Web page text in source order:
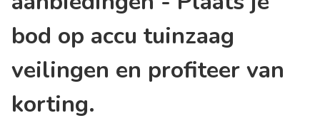
bod op accu tuinzaag
veilingen en profiteer van
korting.